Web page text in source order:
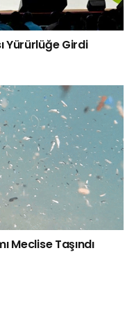
Yürürlüğe Girdi
Meclise Taşındı